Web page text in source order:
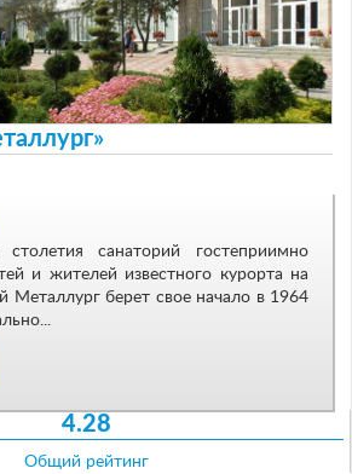
санаторий гостеприимно
и жителей известного курорта на
Металлург берет свое начало в 1964
4.28
Общий рейтинг